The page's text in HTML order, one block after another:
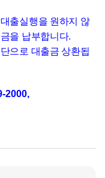
출실행을 원하지 않
을 납부합니다.
으로 대출금 상환됩
2000,